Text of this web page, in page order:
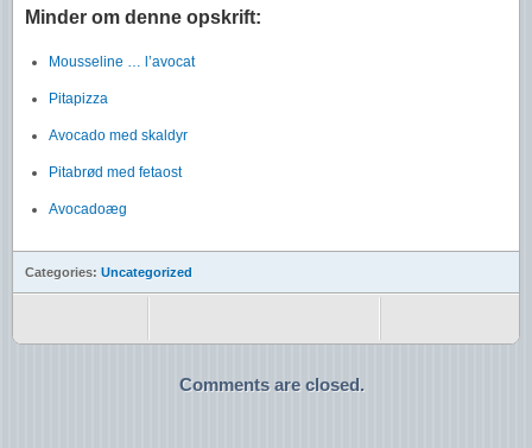
Minder om denne opskrift:
Mousseline … l’avocat
Pitapizza
Avocado med skaldyr
Pitabrød med fetaost
Avocadoæg
Categories: Uncategorized
Comments are closed.